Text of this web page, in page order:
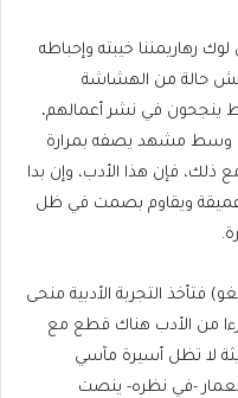
رهاريمننا خيبته وإحباطه
حالة من الهشاشة
ينجحون في نشر أعمالهم،
وسط مشهد يصفه بمرارة
ذلك، فإن هذا الأدب، وإن بدا
عميقة ويقاوم بصمت في ظل
فتأخذ التجربة الأدبية منحى
من الأدب هناك قطع مع
لا تظل أسيرة مآسي
-في نظره- ينصت